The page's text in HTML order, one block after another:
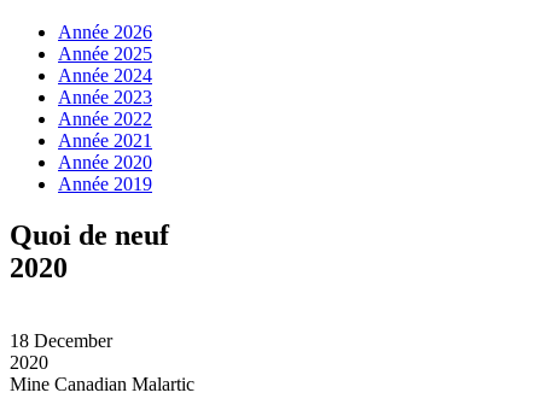
Année 2026
Année 2025
Année 2024
Année 2023
Année 2022
Année 2021
Année 2020
Année 2019
Quoi de neuf
2020
18 December
2020
Mine Canadian Malartic